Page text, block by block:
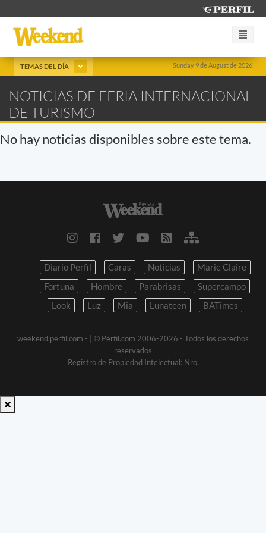
Sunday 9 de August de 2026
TEMAS DEL DÍA
NOTICIAS DE FERIA INTERNACIONAL
DE TURISMO
No hay noticias disponibles sobre este tema.
Diario Perfil Caras Noticias
Marie Claire
Fortuna
Hombre Parabrisas
Supercampo
Look
Luz Mia Lunateen BATimes
weekend.perfil.com -
| © Perfil.com 2006-2026 - Todos los derechos
reservados
Registro de Propiedad Intelectual: Nro.